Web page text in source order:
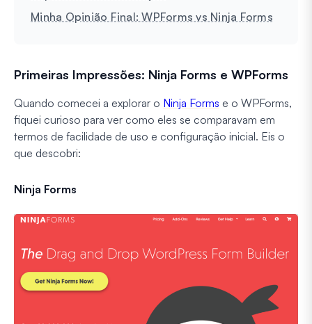
Minha Opinião Final: WPForms vs Ninja Forms
Primeiras Impressões: Ninja Forms e WPForms
Quando comecei a explorar o Ninja Forms e o WPForms,
fiquei curioso para ver como eles se comparavam em
termos de facilidade de uso e configuração inicial. Eis o
que descobri:
Ninja Forms